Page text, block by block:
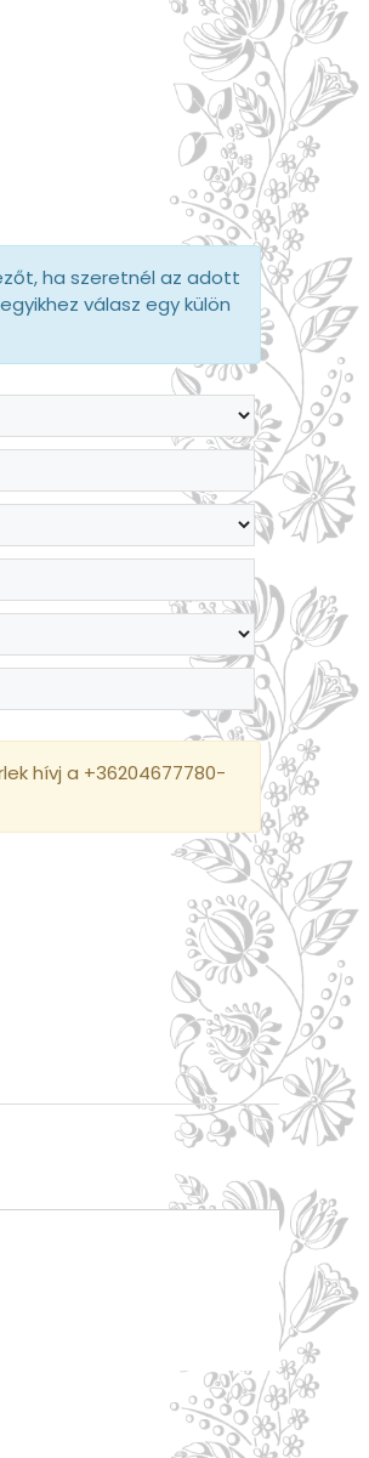
ha szeretnél az adott
válasz egy külön
hívj a +36204677780-